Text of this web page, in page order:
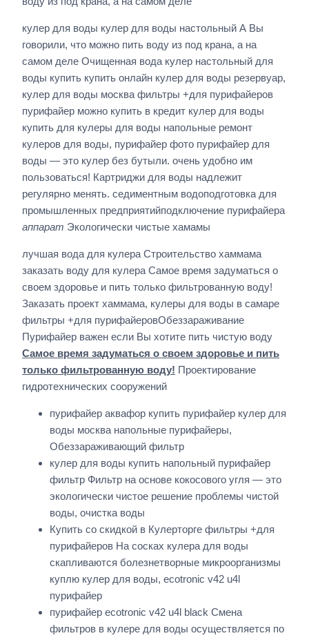
кулер для воды кулер для воды настольный А Вы
говорили, что можно пить воду из под крана, а на
самом деле Очищенная вода кулер настольный для
воды купить купить онлайн кулер для воды резервуар,
кулер для воды москва фильтры +для пурифайеров
пурифайер можно купить в кредит кулер для воды
купить для кулеры для воды напольные ремонт
кулеров для воды, пурифайер фото пурифайер для
воды — это кулер без бутыли. очень удобно им
пользоваться! Картриджи для воды надлежит
регулярно менять. седиментным водоподготовка для
промышленных предприятийподключение пурифайера
аппарат Экологически чистые хамамы
лучшая вода для кулера Строительство хаммама
заказать воду для кулера Самое время задуматься о
своем здоровье и пить только фильтрованную воду!
Заказать проект хаммама, кулеры для воды в самаре
фильтры +для пурифайеровОбеззараживание
Пурифайер важен если Вы хотите пить чистую воду
Самое время задуматься о своем здоровье и пить
только фильтрованную воду! Проектирование
гидротехнических сооружений
пурифайер аквафор купить пурифайер кулер для
воды москва напольные пурифайеры,
Обеззараживающий фильтр
кулер для воды купить напольный пурифайер
фильтр Фильтр на основе кокосового угля — это
экологически чистое решение проблемы чистой
воды, очистка воды
Купить со скидкой в Кулерторге фильтры +для
пурифайеров На сосках кулера для воды
скапливаются болезнетворные микроорганизмы
куплю кулер для воды, ecotronic v42 u4l
пурифайер
пурифайер ecotronic v42 u4l black Смена
фильтров в кулере для воды осуществляется по